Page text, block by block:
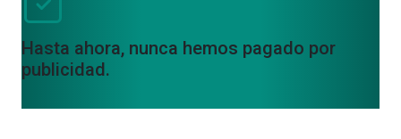
Hasta ahora, nunca hemos pagado por
publicidad.